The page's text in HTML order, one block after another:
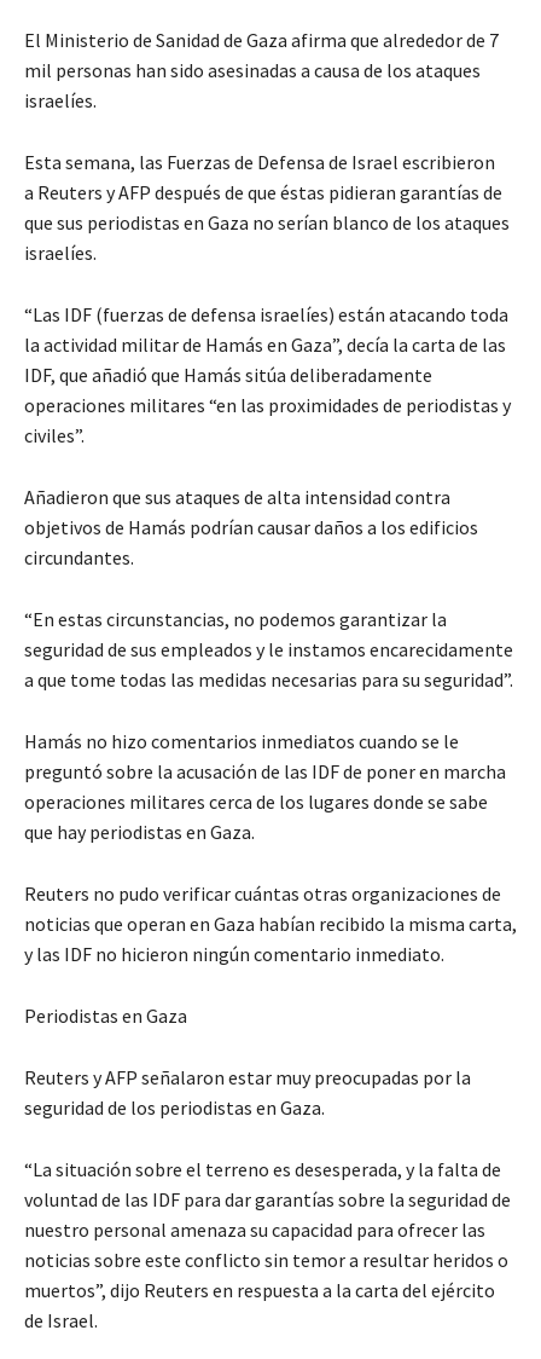
El Ministerio de Sanidad de Gaza afirma que alrededor de 7
mil personas han sido asesinadas a causa de los ataques
israelíes.
Esta semana, las Fuerzas de Defensa de Israel escribieron
a Reuters y AFP después de que éstas pidieran garantías de
que sus periodistas en Gaza no serían blanco de los ataques
israelíes.
“Las IDF (fuerzas de defensa israelíes) están atacando toda
la actividad militar de Hamás en Gaza”, decía la carta de las
IDF, que añadió que Hamás sitúa deliberadamente
operaciones militares “en las proximidades de periodistas y
civiles”.
Añadieron que sus ataques de alta intensidad contra
objetivos de Hamás podrían causar daños a los edificios
circundantes.
“En estas circunstancias, no podemos garantizar la
seguridad de sus empleados y le instamos encarecidamente
a que tome todas las medidas necesarias para su seguridad”.
Hamás no hizo comentarios inmediatos cuando se le
preguntó sobre la acusación de las IDF de poner en marcha
operaciones militares cerca de los lugares donde se sabe
que hay periodistas en Gaza.
Reuters no pudo verificar cuántas otras organizaciones de
noticias que operan en Gaza habían recibido la misma carta,
y las IDF no hicieron ningún comentario inmediato.
Periodistas en Gaza
Reuters y AFP señalaron estar muy preocupadas por la
seguridad de los periodistas en Gaza.
“La situación sobre el terreno es desesperada, y la falta de
voluntad de las IDF para dar garantías sobre la seguridad de
nuestro personal amenaza su capacidad para ofrecer las
noticias sobre este conflicto sin temor a resultar heridos o
muertos”, dijo Reuters en respuesta a la carta del ejército
de Israel.